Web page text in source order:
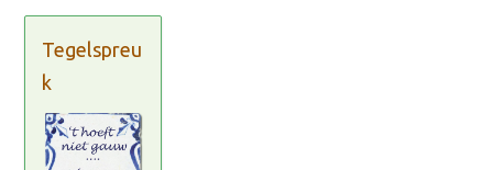
Tegelspreu
k